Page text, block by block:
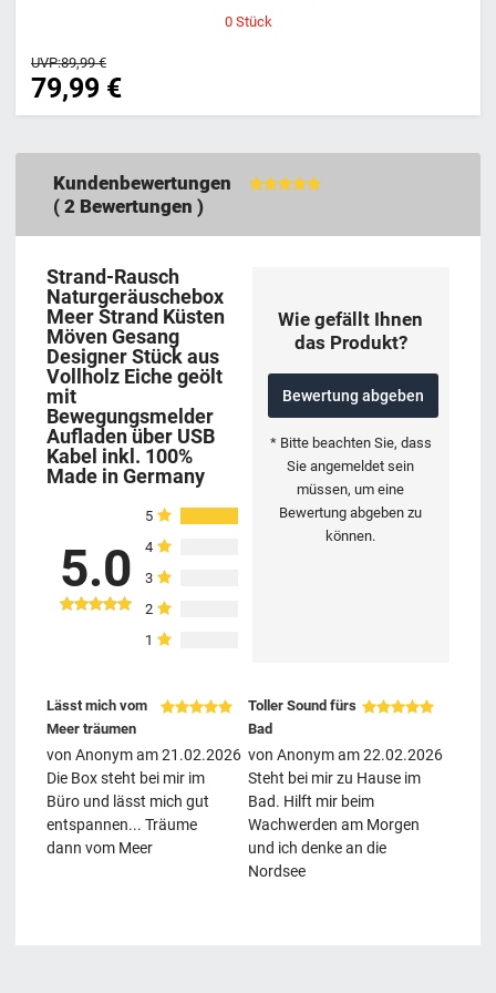
0 Stück
79,99 €
UVP:89,99 €
Kundenbewertungen
( 2Bewertungen )
Strand-Rausch
Naturgeräuschebox
Meer Strand Küsten
Möven Gesang
Designer Stück aus
Vollholz Eiche geölt
mit
Bewegungsmelder
Aufladen über USB
Kabel inkl. 100%
Made in Germany
5.0
5
4
3
2
1
Wie gefällt Ihnen
das Produkt?
Bewertung abgeben
* Bitte beachten Sie, dass
Sie angemeldet sein
müssen, um eine
Bewertung abgeben zu
können.
Lässt mich vom
Meer träumen
von Anonymam21.02.2026
Die Box steht bei mir im
Büro und lässt mich gut
entspannen... Träume
dann vom Meer
Toller Sound fürs
Bad
von Anonymam22.02.2026
Steht bei mir zu Hause im
Bad. Hilft mir beim
Wachwerden am Morgen
und ich denke an die
Nordsee